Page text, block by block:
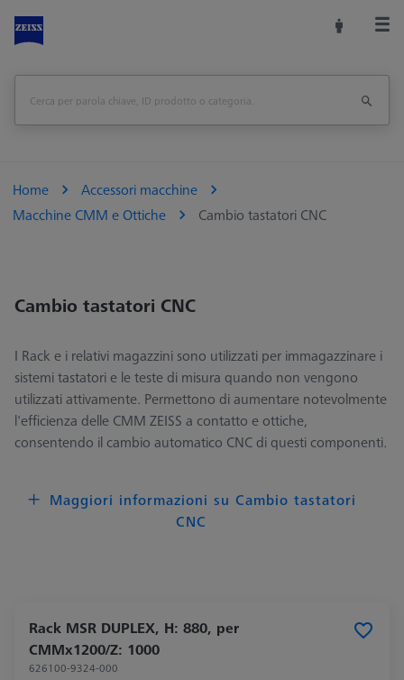
Home
Accessori macchine
Macchine CMM e Ottiche
Cambio tastatori CNC
Cambio tastatori CNC
I Rack e i relativi magazzini sono utilizzati per immagazzinare i
sistemi tastatori e le teste di misura quando non vengono
utilizzati attivamente. Permettono di aumentare notevolmente
l'efficienza delle CMM ZEISS a contatto e ottiche,
consentendo il cambio automatico CNC di questi componenti.​
Maggiori informazioni su Cambio tastatori
CNC
Rack MSR DUPLEX, H: 880, per
CMMx1200/Z: 1000
626100-9324-000